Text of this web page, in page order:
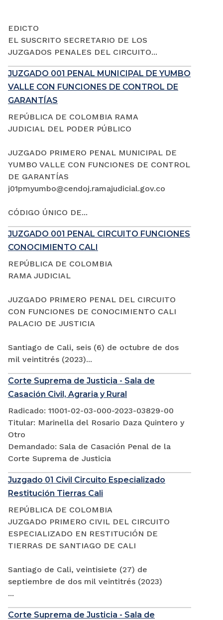
EDICTO
EL SUSCRITO SECRETARIO DE LOS
JUZGADOS PENALES DEL CIRCUITO...
JUZGADO 001 PENAL MUNICIPAL DE YUMBO
VALLE CON FUNCIONES DE CONTROL DE
GARANTÍAS
REPÚBLICA DE COLOMBIA RAMA
JUDICIAL DEL PODER PÚBLICO
JUZGADO PRIMERO PENAL MUNICIPAL DE
YUMBO VALLE CON FUNCIONES DE CONTROL
DE GARANTÍAS
j01pmyumbo@cendoj.ramajudicial.gov.co
CÓDIGO ÚNICO DE...
JUZGADO 001 PENAL CIRCUITO FUNCIONES
CONOCIMIENTO CALI
REPÚBLICA DE COLOMBIA
RAMA JUDICIAL
JUZGADO PRIMERO PENAL DEL CIRCUITO
CON FUNCIONES DE CONOCIMIENTO CALI
PALACIO DE JUSTICIA
Santiago de Cali, seis (6) de octubre de dos
mil veintitrés (2023)...
Corte Suprema de Justicia - Sala de
Casación Civil, Agraria y Rural
Radicado: 11001-02-03-000-2023-03829-00
Titular: Marinella del Rosario Daza Quintero y
Otro
Demandado: Sala de Casación Penal de la
Corte Suprema de Justicia
Juzgado 01 Civil Circuito Especializado
Restitución Tierras Cali
REPÚBLICA DE COLOMBIA
JUZGADO PRIMERO CIVIL DEL CIRCUITO
ESPECIALIZADO EN RESTITUCIÓN DE
TIERRAS DE SANTIAGO DE CALI
Santiago de Cali, veintisiete (27) de
septiembre de dos mil veintitrés (2023)
...
Corte Suprema de Justicia - Sala de